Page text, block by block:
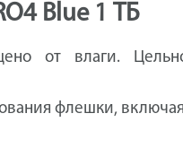
Blue 1 ТБ
от влаги.
флешки,